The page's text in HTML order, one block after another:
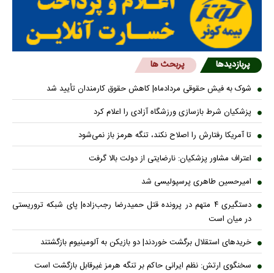
پربازدیدها پربحث ها
شوک به فیش حقوقی مردادماه| کاهش حقوق کارمندان تأیید شد
پزشکیان شرط بازسازی ورزشگاه آزادی را اعلام کرد
تا آمریکا رفتارش را اصلاح نکند، تنگه هرمز باز نمی‌شود
اعتراف مشاور پزشکیان: نارضایتی از دولت بالا گرفت
امیرحسین طاهری پرسپولیسی شد
دستگیری ۴ متهم در پرونده قتل حمیدرضا رجب‌زاده| پای شبکه تروریستی
در میان است
خریدهای استقلال برگشت خوردند| دو بازیکن به آلومینیوم بازگشتند
سخنگوی ارتش: نظم ایرانی حاکم بر تنگه هرمز غیرقابل بازگشت است